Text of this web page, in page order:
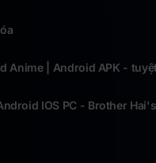
Anime | Android APK -
IOS PC - Brother